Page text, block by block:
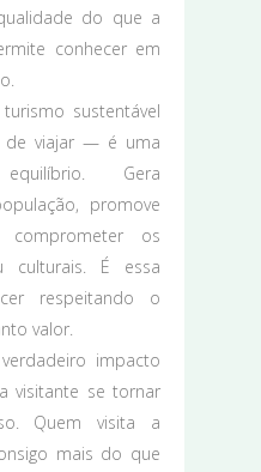
do que a
conhecer em
sustentável
de viajar — é uma
Gera
promove
os
culturais. É essa
respeitando o
valor.
impacto
visitante se tornar
Quem visita a
mais do que